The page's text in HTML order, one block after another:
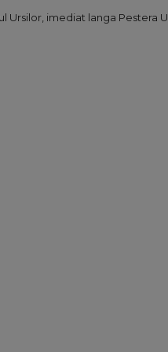
Ursilor, imediat langa Pestera